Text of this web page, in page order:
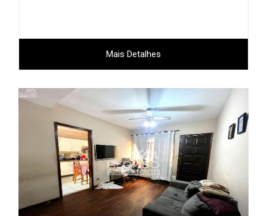
Mais Detalhes